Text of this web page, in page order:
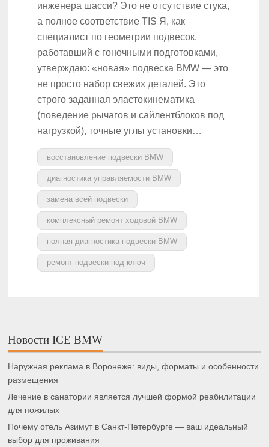
инженера шасси? Это не отсутствие стука,
а полное соответствие TIS Я, как
специалист по геометрии подвесок,
работавший с гоночными подготовками,
утверждаю: «новая» подвеска BMW — это
не просто набор свежих деталей. Это
строго заданная эластокинематика
(поведение рычагов и сайлентблоков под
нагрузкой), точные углы установки…
восстановление подвески BMW
диагностика управляемости BMW
замена всей подвески
комплексный ремонт ходовой BMW
полная диагностика подвески BMW
ремонт подвески под ключ
Новости ICE BMW
Наружная реклама в Воронеже: виды, форматы и особенности
размещения
Лечение в санатории является лучшей формой реабилитации
для пожилых
Почему отель Азимут в Санкт-Петербурге — ваш идеальный
выбор для проживания